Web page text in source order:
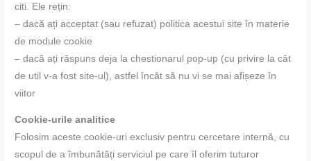
citi. Ele rețin:
– dacă ați acceptat (sau refuzat) politica acestui site în materie
de module cookie
– dacă ați răspuns deja la chestionarul pop-up (cu privire la cât
de util v-a fost site-ul), astfel încât să nu vi se mai afișeze în
viitor
Cookie-urile analitice
Folosim aceste cookie-uri exclusiv pentru cercetare internă, cu
scopul de a îmbunătăți serviciul pe care îl oferim tuturor